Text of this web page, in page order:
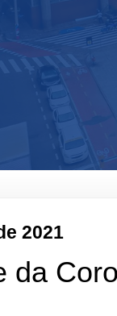
2021
da